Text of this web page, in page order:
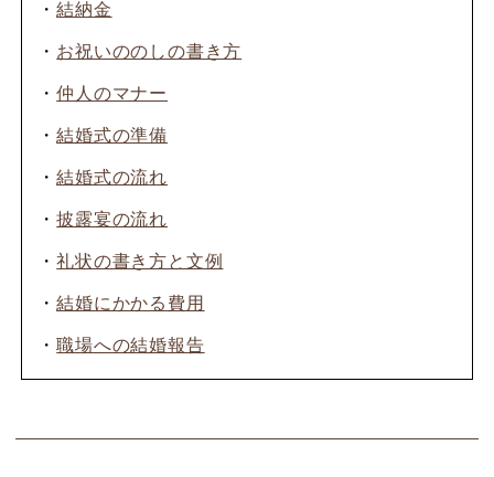
・結納金
・ お祝いののしの書き方
・仲人のマナー
・結婚式の準備
・結婚式の流れ
・披露宴の流れ
・礼状の書き方と文例
・結婚にかかる費用
・職場への結婚報告